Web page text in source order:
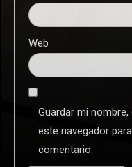
Web
Guardar mi
este navegador
comentario.